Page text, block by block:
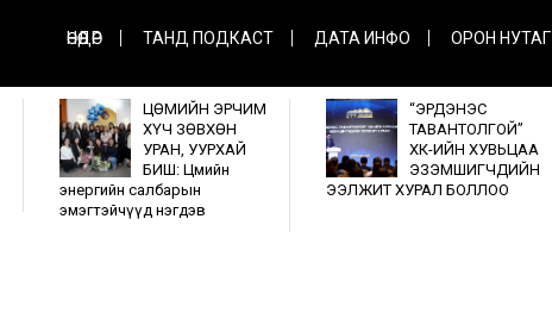
ӨНӨӨДӨР ТАНД ПОДКАСТ ДАТА ИНФО ОРОН НУТАГ
ЦӨМИЙН ЭРЧИМ
ХҮЧ ЗӨВХӨН
УРАН, УУРХАЙ
БИШ: Цөмийн
энергийн салбарын
эмэгтэйчүүд нэгдэв
“ЭРДЭНЭС
ТАВАНТОЛГОЙ”
ХК-ИЙН ХУВЬЦАА
ЭЗЭМШИГЧДИЙН
ЭЭЛЖИТ ХУРАЛ БОЛЛОО